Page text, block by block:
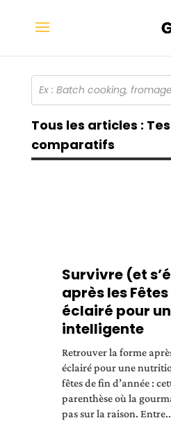
Tous les articles :
comparatifs
Survivre (et
après les Fêtes
éclairé pour
intelligente
Retrouver la forme
éclairé pour une
fêtes de fin d’année :
parenthèse où la
pas sur la raison.